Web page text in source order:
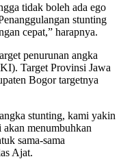
tidak boleh ada ego
stunting
cepat,” harapnya.
penurunan angka
Target Provinsi Jawa
Bogor targetnya
stunting, kami yakin
akan menumbuhkan
sama-sama
Ajat.